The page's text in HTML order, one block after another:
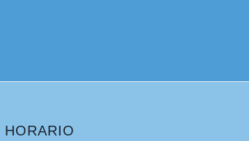
HORARIO